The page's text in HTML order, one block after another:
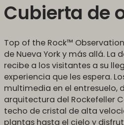
Cubierta de
Top of the Rock™
de Nueva York y más allá.
recibe a los visitantes a su
experiencia que les espera.
multimedia en el entresuelo,
arquitectura del Rockefeller
techo de cristal de alta
plantas hasta el cielo y